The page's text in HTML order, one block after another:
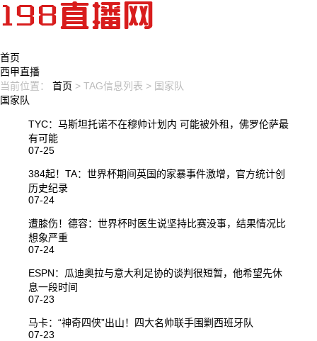
首页
西甲直播
当前位置： 首页 > TAG信息列表 > 国家队
国家队
TYC：马斯坦托诺不在穆帅计划内 可能被外租，佛罗伦萨最
有可能
07-25
384起！TA：世界杯期间英国的家暴事件激增，官方统计创
历史纪录
07-24
遭膝伤！德容：世界杯时医生说坚持比赛没事，结果情况比
想象严重
07-24
ESPN：瓜迪奥拉与意大利足协的谈判很短暂，他希望先休
息一段时间
07-23
马卡：“神奇四侠”出山！四大名帅联手围剿西班牙队
07-23